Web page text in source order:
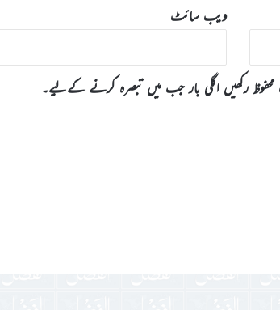
ویب‌ سائٹ
رکھیں اگلی بار جب میں تبصرہ کرنے کےلیے۔